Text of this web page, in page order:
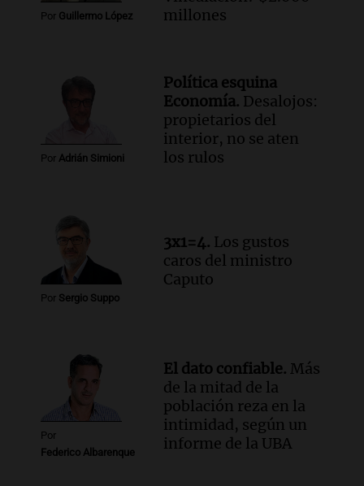
Episodios
conviene priorizar
Una mañana para todos
Audio. Murió Jorge Messi
Audio.
Mateo, a los 25 años, lucha
contra el tiempo: necesita un trasplante
para poder seguir viviend
Una mañana para todos
de julio será menor al 2,9% registrado
en CABA
Una mañana para todos
Episodios
Audio.
Altas Cumbres: rescataron a una
cabra que llevaba ocho días atrapada en
Por Guillermo López
millones
Por Adrián Simioni
Política esquina
Economía. Desalojos:
propietarios del
interior, no se aten
los rulos
Por Sergio Suppo
3x1=4. Los gustos
caros del ministro
Caputo
Por
Federico Albarenque
El dato confiable. Más
de la mitad de la
población reza en la
intimidad, según un
informe de la UBA